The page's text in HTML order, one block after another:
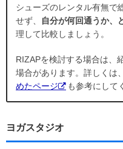
シューズのレンタル有無で
せず、
自分が何回通うか、
理して比較しましょう。
RIZAPを検討する場合は、
場合があります。詳しくは、
めたページ
も参考にして
ヨガスタジオ